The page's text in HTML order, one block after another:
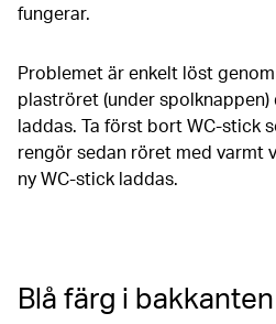
fungerar.
Problemet är enkelt löst
plaströret (under spolknappen)
laddas. Ta först bort WC-stick
rengör sedan röret med varmt
ny WC-stick laddas.
Blå färg i